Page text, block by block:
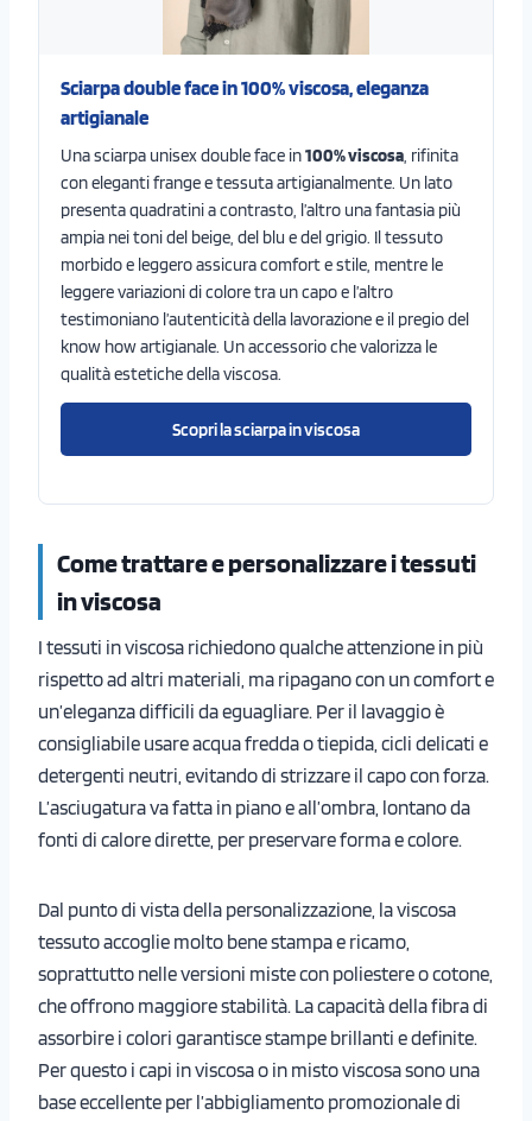
Sciarpa double face in 100% viscosa, eleganza
artigianale
Una sciarpa unisex double face in100% viscosa, rifinita
con eleganti frange e tessuta artigianalmente. Un lato
presenta quadratini a contrasto, l’altro una fantasia più
ampia nei toni del beige, del blu e del grigio. Il tessuto
morbido e leggero assicura comfort e stile, mentre le
leggere variazioni di colore tra un capo e l’altro
testimoniano l’autenticità della lavorazione e il pregio del
know how artigianale. Un accessorio che valorizza le
qualità estetiche della viscosa.
Scopri la sciarpa in viscosa
Come trattare e personalizzare i tessuti
in viscosa
I tessuti in viscosa richiedono qualche attenzione in più
rispetto ad altri materiali, ma ripagano con un comfort e
un’eleganza difficili da eguagliare. Per il lavaggio è
consigliabile usare acqua fredda o tiepida, cicli delicati e
detergenti neutri, evitando di strizzare il capo con forza.
L’asciugatura va fatta in piano e all’ombra, lontano da
fonti di calore dirette, per preservare forma e colore.
Dal punto di vista della personalizzazione, la viscosa
tessuto accoglie molto bene stampa e ricamo,
soprattutto nelle versioni miste con poliestere o cotone,
che offrono maggiore stabilità. La capacità della fibra di
assorbire i colori garantisce stampe brillanti e definite.
Per questo i capi in viscosa o in misto viscosa sono una
base eccellente per l’abbigliamento promozionale di